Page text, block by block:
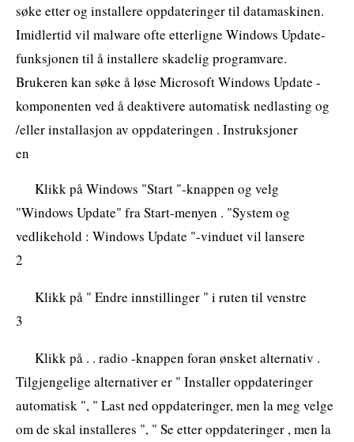
søke etter og installere oppdateringer til datamaskinen.
Imidlertid vil malware ofte etterligne Windows Update-
funksjonen til å installere skadelig programvare.
Brukeren kan søke å løse Microsoft Windows Update -
komponenten ved å deaktivere automatisk nedlasting og
/eller installasjon av oppdateringen . Instruksjoner
en
Klikk på Windows "Start "-knappen og velg
"Windows Update" fra Start-menyen . "System og
vedlikehold : Windows Update "-vinduet vil lansere
2
Klikk på " Endre innstillinger " i ruten til venstre
3
Klikk på . . radio -knappen foran ønsket alternativ .
Tilgjengelige alternativer er " Installer oppdateringer
automatisk ", " Last ned oppdateringer, men la meg velge
om de skal installeres ", " Se etter oppdateringer , men la